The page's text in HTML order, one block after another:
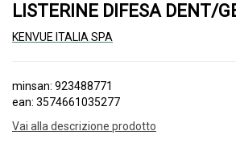
LISTERINE DIFESA DENT/
KENVUE ITALIA SPA
minsan: 923488771
ean: 3574661035277
Vai alla descrizione prodotto